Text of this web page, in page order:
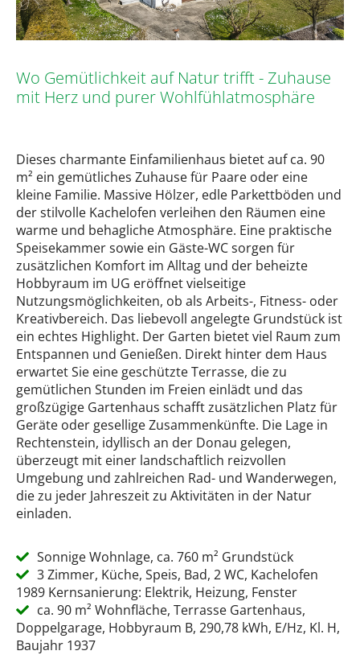
Wo Gemütlichkeit auf Natur trifft - Zuhause
mit Herz und purer Wohlfühlatmosphäre
Dieses charmante Einfamilienhaus bietet auf ca. 90
m² ein gemütliches Zuhause für Paare oder eine
kleine Familie. Massive Hölzer, edle Parkettböden und
der stilvolle Kachelofen verleihen den Räumen eine
warme und behagliche Atmosphäre. Eine praktische
Speisekammer sowie ein Gäste-WC sorgen für
zusätzlichen Komfort im Alltag und der beheizte
Hobbyraum im UG eröffnet vielseitige
Nutzungsmöglichkeiten, ob als Arbeits-, Fitness- oder
Kreativbereich. Das liebevoll angelegte Grundstück ist
ein echtes Highlight. Der Garten bietet viel Raum zum
Entspannen und Genießen. Direkt hinter dem Haus
erwartet Sie eine geschützte Terrasse, die zu
gemütlichen Stunden im Freien einlädt und das
großzügige Gartenhaus schafft zusätzlichen Platz für
Geräte oder gesellige Zusammenkünfte. Die Lage in
Rechtenstein, idyllisch an der Donau gelegen,
überzeugt mit einer landschaftlich reizvollen
Umgebung und zahlreichen Rad- und Wanderwegen,
die zu jeder Jahreszeit zu Aktivitäten in der Natur
einladen.
Sonnige Wohnlage, ca. 760 m² Grundstück
3 Zimmer, Küche, Speis, Bad, 2 WC, Kachelofen
1989 Kernsanierung: Elektrik, Heizung, Fenster
ca. 90 m² Wohnfläche, Terrasse Gartenhaus,
Doppelgarage, Hobbyraum B, 290,78 kWh, E/Hz, Kl. H,
Baujahr 1937